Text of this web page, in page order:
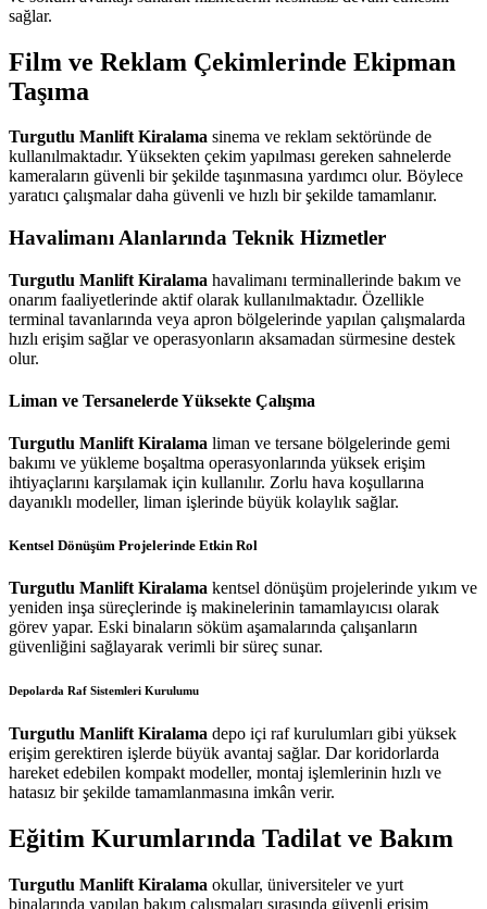
sağlar.
Film ve Reklam Çekimlerinde Ekipman
Taşıma
Turgutlu Manlift Kiralama sinema ve reklam sektöründe de
kullanılmaktadır. Yüksekten çekim yapılması gereken sahnelerde
kameraların güvenli bir şekilde taşınmasına yardımcı olur. Böylece
yaratıcı çalışmalar daha güvenli ve hızlı bir şekilde tamamlanır.
Havalimanı Alanlarında Teknik Hizmetler
Turgutlu Manlift Kiralama havalimanı terminallerinde bakım ve
onarım faaliyetlerinde aktif olarak kullanılmaktadır. Özellikle
terminal tavanlarında veya apron bölgelerinde yapılan çalışmalarda
hızlı erişim sağlar ve operasyonların aksamadan sürmesine destek
olur.
Liman ve Tersanelerde Yüksekte Çalışma
Turgutlu Manlift Kiralama liman ve tersane bölgelerinde gemi
bakımı ve yükleme boşaltma operasyonlarında yüksek erişim
ihtiyaçlarını karşılamak için kullanılır. Zorlu hava koşullarına
dayanıklı modeller, liman işlerinde büyük kolaylık sağlar.
Kentsel Dönüşüm Projelerinde Etkin Rol
Turgutlu Manlift Kiralama kentsel dönüşüm projelerinde yıkım ve
yeniden inşa süreçlerinde iş makinelerinin tamamlayıcısı olarak
görev yapar. Eski binaların söküm aşamalarında çalışanların
güvenliğini sağlayarak verimli bir süreç sunar.
Depolarda Raf Sistemleri Kurulumu
Turgutlu Manlift Kiralama depo içi raf kurulumları gibi yüksek
erişim gerektiren işlerde büyük avantaj sağlar. Dar koridorlarda
hareket edebilen kompakt modeller, montaj işlemlerinin hızlı ve
hatasız bir şekilde tamamlanmasına imkân verir.
Eğitim Kurumlarında Tadilat ve Bakım
Turgutlu Manlift Kiralama okullar, üniversiteler ve yurt
binalarında yapılan bakım çalışmaları sırasında güvenli erişim